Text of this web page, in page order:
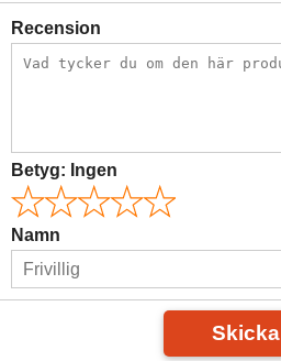
Recension
Betyg: Ingen
Namn
Skicka